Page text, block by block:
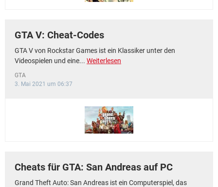
GTA V: Cheat-Codes
GTA V von Rockstar Games ist ein Klassiker unter den
Videospielen und eine... Weiterlesen
GTA
3. Mai 2021 um 06:37
Cheats für GTA: San Andreas auf PC
Grand Theft Auto: San Andreas ist ein Computerspiel, das